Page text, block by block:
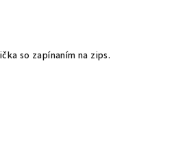
so zapínaním na zips.